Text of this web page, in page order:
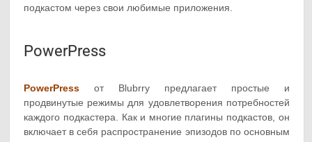
подкастом через свои любимые приложения.
PowerPress
PowerPress от Blubrry предлагает простые и
продвинутые режимы для удовлетворения потребностей
каждого подкастера. Как и многие плагины подкастов, он
включает в себя распространение эпизодов по основным